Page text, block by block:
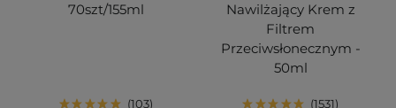
70szt/155ml
103
Nawilżający Krem z
Filtrem
Przeciwsłonecznym -
50ml
1531